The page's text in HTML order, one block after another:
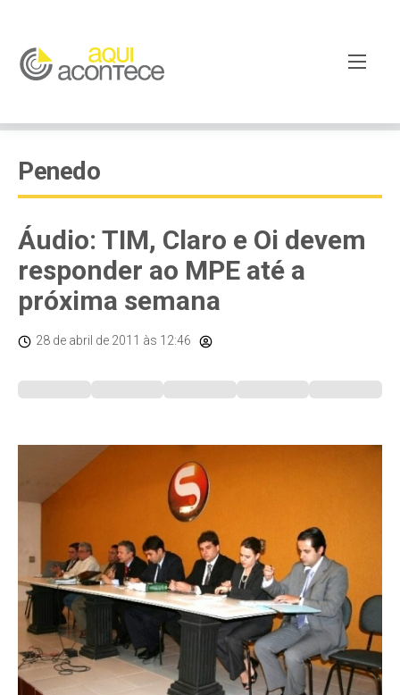
Penedo
Áudio: TIM, Claro e Oi devem
responder ao MPE até a
próxima semana
28 de abril de 2011 às 12:46